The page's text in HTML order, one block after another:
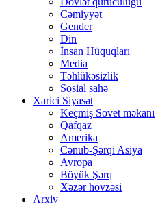
Cəmiyyət
Gender
Din
İnsan Hüquqları
Media
Təhlükəsizlik
Sosial sahə
Xarici Siyasət
Keçmiş Sovet məkanı
Qafqaz
Amerika
Cənub-Şərqi Asiya
Avropa
Böyük Şərq
Xəzər hövzəsi
Arxiv